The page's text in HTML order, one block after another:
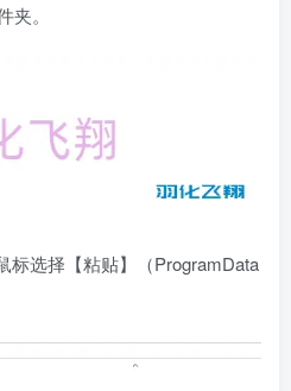
。
标选择【粘贴】（ProgramData